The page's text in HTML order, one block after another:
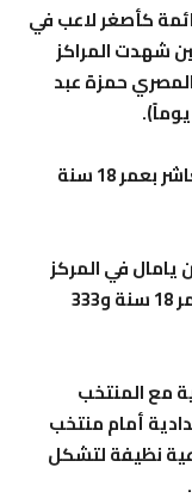
كأصغر لاعب في
يوماً، في حين شهدت المراكز
المصري حمزة عبد
وجاء التونسي ريان اللومي في المركز العاشر بعمر 18 سنة
يامال في المركز
الثالث عشر خارج قائمة العشرة الأوائل بعمر 18 سنة و333
مع المنتخب
أمام منتخب
نظيفة لتشكل